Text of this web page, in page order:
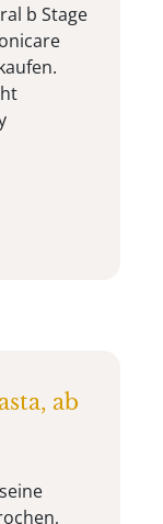
b Stage
ab